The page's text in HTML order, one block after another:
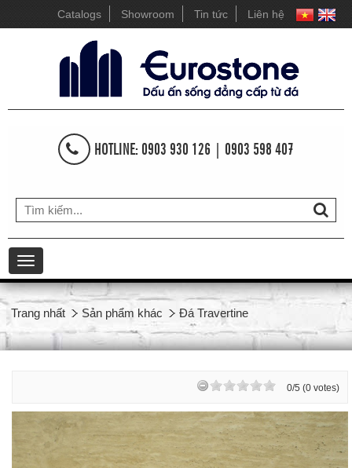
Catalogs Showroom Tin tức Liên hệ
HOTLINE: 0903 930 126 | 0903 598 407
Toggle
navigation
Trang nhất Sản phẩm khác Đá Travertine
0/5 (0 votes)